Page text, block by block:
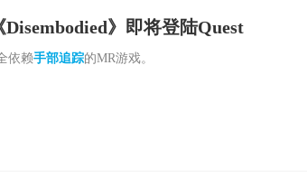
》即将登陆Quest
依赖手部追踪的MR游戏。